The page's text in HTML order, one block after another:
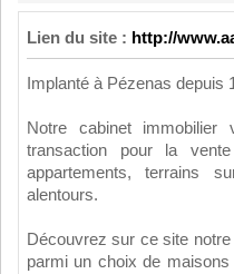
Lien du site : http://
Implanté à Pézenas depuis
Notre cabinet
transaction pour la
appartements, terrains
alentours.
Découvrez sur ce site
parmi un choix de maisons